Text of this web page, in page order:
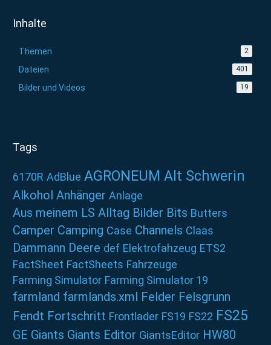
Inhalte
Themen 2
Dateien 401
Bilder und Videos 19
Tags
6170R AdBlue AGRONEUM Alt Schwerin
Alkohol Anhänger Anlage
Aus meinem LS Alltag Bilder Bits Butters
Camper Camping Case Channels Claas
Dammann Deere def Elektrofahzeug ETS2
FactSheet FactSheets Fahrzeuge
Farming Simulator Farming Simulator 19
farmland farmlands.xml Felder Felsgrunn
Fendt Fortschritt Frontlader FS19 FS22 FS25
GE Giants Giants Editor GiantsEditor HW80